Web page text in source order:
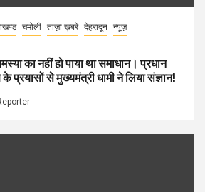
चमोली ताज़ा ख़बरें देहरादून न्यूज़
का नहीं हो पाया था समाधान। प्रधान
प्रयासों से मुख्यमंत्री धामी ने लिया संज्ञान!